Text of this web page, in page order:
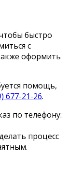
быстро
с
оформить
помощь,
677-21-26.
по телефону:
процесс